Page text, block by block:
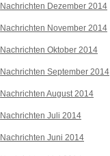
Nachrichten Dezember 2014
Nachrichten November 2014
Nachrichten Oktober 2014
Nachrichten September 2014
Nachrichten August 2014
Nachrichten Juli 2014
Nachrichten Juni 2014